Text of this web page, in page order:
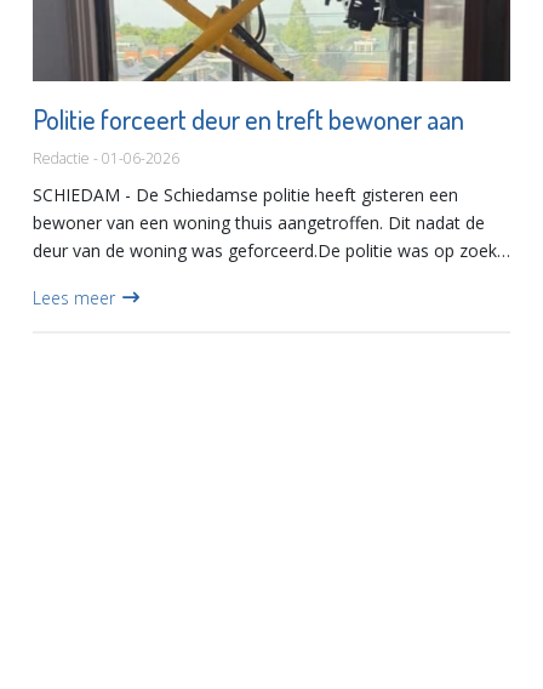
Politie forceert deur en treft bewoner aan
Redactie - 01-06-2026
SCHIEDAM - De Schiedamse politie heeft gisteren een
bewoner van een woning thuis aangetroffen. Dit nadat de
deur van de woning was geforceerd.De politie was op zoek
tijd we...
Lees meer